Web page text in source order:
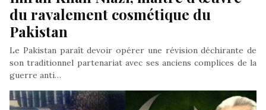
du ravalement cosmétique du
Pakistan
Le Pakistan paraît devoir opérer une révision déchirante de
son traditionnel partenariat avec ses anciens complices de la
guerre anti…
Par : René Naba - Dans : Actualités International Monde Pakistan Politique
- Le 30
Décembre 2019